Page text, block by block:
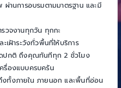
านการอบรมตามมาตรฐาน และมี
วจงานทุกวัน ทุกกะ
ะเฝ้าระวังทั่วพื้นที่ให้บริการ
ดปกติ ถึงคุณทันทีทุก 2 ชั่วโมง
รื่องแบบครบครัน
ทั้งภายใน ภายนอก และพื้นที่อ่อน